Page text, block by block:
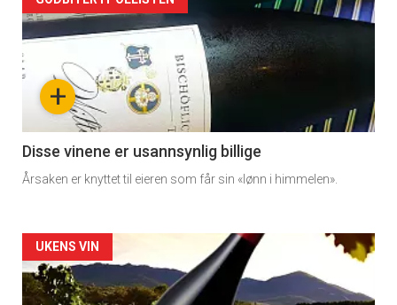
akkurat
nå
3
+
Disse vinene er usannsynlig billige
Årsaken er knyttet til eieren som får sin «lønn i himmelen».
Forsiden
akkurat
UKENS VIN